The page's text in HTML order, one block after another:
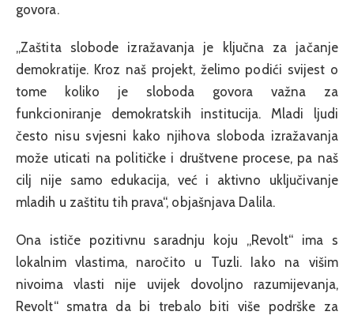
govora.
„Zaštita slobode izražavanja je ključna za jačanje
demokratije. Kroz naš projekt, želimo podići svijest o
tome koliko je sloboda govora važna za
funkcioniranje demokratskih institucija. Mladi ljudi
često nisu svjesni kako njihova sloboda izražavanja
može uticati na političke i društvene procese, pa naš
cilj nije samo edukacija, već i aktivno uključivanje
mladih u zaštitu tih prava“, objašnjava Dalila.
Ona ističe pozitivnu saradnju koju „Revolt“ ima s
lokalnim vlastima, naročito u Tuzli. Iako na višim
nivoima vlasti nije uvijek dovoljno razumijevanja,
Revolt“ smatra da bi trebalo biti više podrške za